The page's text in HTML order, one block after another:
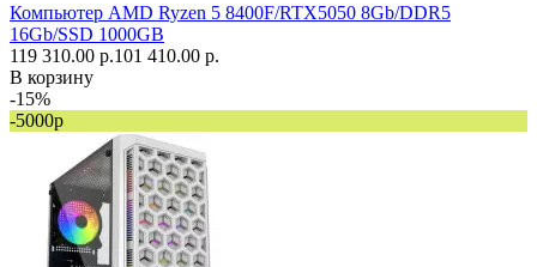
Компьютер AMD Ryzen 5 8400F/RTX5050 8Gb/DDR5
16Gb/SSD 1000GB
119 310.00 р.101 410.00 р.
В корзину
-15%
-5000р